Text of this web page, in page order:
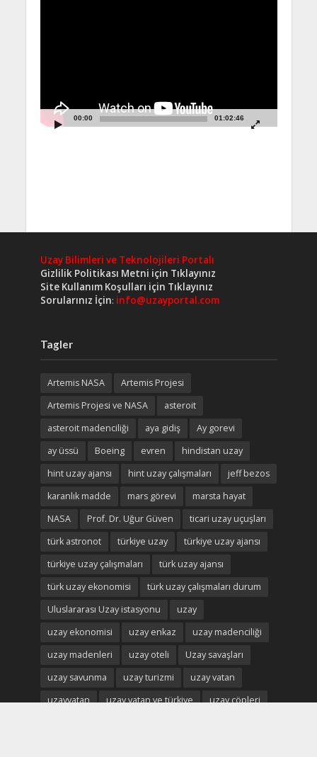
00:00 01:02:46
Uzay Bilimleri ve Teknolojileri Portalı
Gizlilik Politikası Metni için Tıklayınız
Site Kullanım Koşulları için Tıklayınız
Sorularınız İçin: info@uzayportal.com
Tagler
Artemis NASA
Artemis Projesi
Artemis Projesi ve NASA
asteroit
asteroit madenciliği
aya gidiş
Ay gorevi
ay üssü
Boeing evren
hindistan uzay
hint uzay ajansı
hint uzay çalışmaları
jeff bezos
karanlık madde
mars görevi
marsta hayat
NASA
Prof. Dr. Uğur Güven
ticari uzay uçuşları
türk astronot
türkiye uzay
türkiye uzay ajansı
türkiye uzay çalışmaları
türk uzay ajansı
türk uzay ekonomisi
türk uzay çalışmaları durum
Uluslararası Uzay istasyonu
uzay
uzay ekonomisi
uzay enkaz
uzay madenciliği
uzay madenleri
uzay oteli
Uzay savaşları
uzay savunma
uzay turizmi
uzay vatan
uzayvatan
uzay vatan ve türkiye
uzay çöpleri